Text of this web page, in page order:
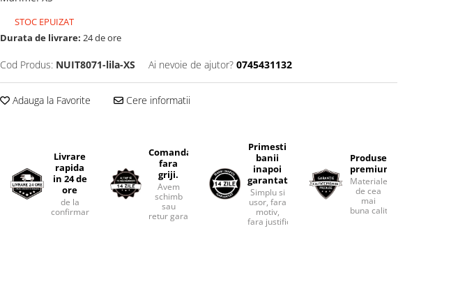
STOC EPUIZAT
Durata de livrare: 24 de ore
Cod Produs: NUIT8071-lila-XS Ai nevoie de ajutor? 0745431132
Adauga la Favorite Cere informatii
Livrare
rapida
in 24 de
ore
de la
confirmarea comenzii.
Comanda
fara
griji.
Avem
schimb
sau
retur garantat.
Primesti
banii
inapoi
garantat
Simplu si
usor, fara
motiv,
fara justificari.
Produse
premium.
Materiale
de cea
mai
buna calitate.